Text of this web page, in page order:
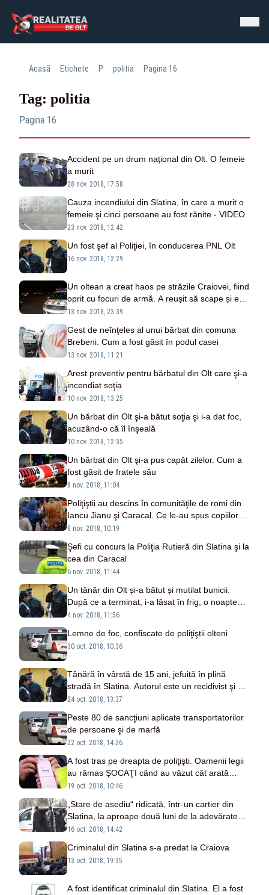
Acasă Etichete P politia Pagina 16
Tag: politia
Pagina 16
Accident pe un drum național din Olt. O femeie
a murit
28 nov. 2018, 17:58
Cauza incendiului din Slatina, în care a murit o
femeie şi cinci persoane au fost rănite - VIDEO
23 nov. 2018, 12:42
Un fost şef al Poliţiei, în conducerea PNL Olt
16 nov. 2018, 12:29
Un oltean a creat haos pe străzile Craiovei, fiind
oprit cu focuri de armă. A reușit să scape și e
căutat de polițiști
13 nov. 2018, 23:39
Gest de neînţeles al unui bărbat din comuna
Brebeni. Cum a fost găsit în podul casei
13 nov. 2018, 11:21
Arest preventiv pentru bărbatul din Olt care şi-a
incendiat soţia
10 nov. 2018, 13:25
Un bărbat din Olt şi-a bătut soţia şi i-a dat foc,
acuzând-o că îl înşeală
10 nov. 2018, 12:35
Un bărbat din Olt şi-a pus capăt zilelor. Cum a
fost găsit de fratele său
8 nov. 2018, 11:04
Poliţiştii au descins în comunităţile de romi din
Iancu Jianu şi Caracal. Ce le-au spus copiilor
de aici
8 nov. 2018, 10:19
Şefi cu concurs la Poliţia Rutieră din Slatina şi la
cea din Caracal
6 nov. 2018, 11:44
Un tânăr din Olt și-a bătut și mutilat bunicii.
După ce a terminat, i-a lăsat în frig, o noapte
întreagă
4 nov. 2018, 11:56
Lemne de foc, confiscate de poliţiştii olteni
30 oct. 2018, 10:36
Tânără în vârstă de 15 ani, jefuită în plină
stradă în Slatina. Autorul este un recidivist şi a
fost arestat preventiv
24 oct. 2018, 13:37
Peste 80 de sancţiuni aplicate transportatorilor
de persoane şi de marfă
22 oct. 2018, 14:26
A fost tras pe dreapta de poliţişti. Oamenii legii
au rămas ŞOCAŢI când au văzut cât arată
etilotestul
19 oct. 2018, 10:46
„Stare de asediu“ ridicată, într-un cartier din
Slatina, la aproape două luni de la adevărate
lupte de stradă
16 oct. 2018, 14:42
Criminalul din Slatina s-a predat la Craiova
13 oct. 2018, 19:35
A fost identificat criminalul din Slatina. El a fost